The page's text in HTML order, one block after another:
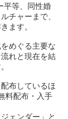
平等、同性婚
チャーまで、
ます。
めぐる主要な
れと現在を結
布しているほ
料配布・入手
ェンダー」と